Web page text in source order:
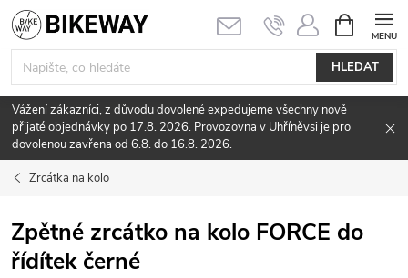
Přejít
na
obsah
HLEDAT
NÁKUPNÍ
KOŠÍK
Vážení zákazníci, z důvodu dovolené expedujeme všechny nově
přijaté objednávky po 17.8. 2026. Provozovna v Uhříněvsi je pro
dovolenou zavřena od 6.8. do 16.8. 2026.
Zrcátka na kolo
Zpětné zrcátko na kolo FORCE do
řídítek černé